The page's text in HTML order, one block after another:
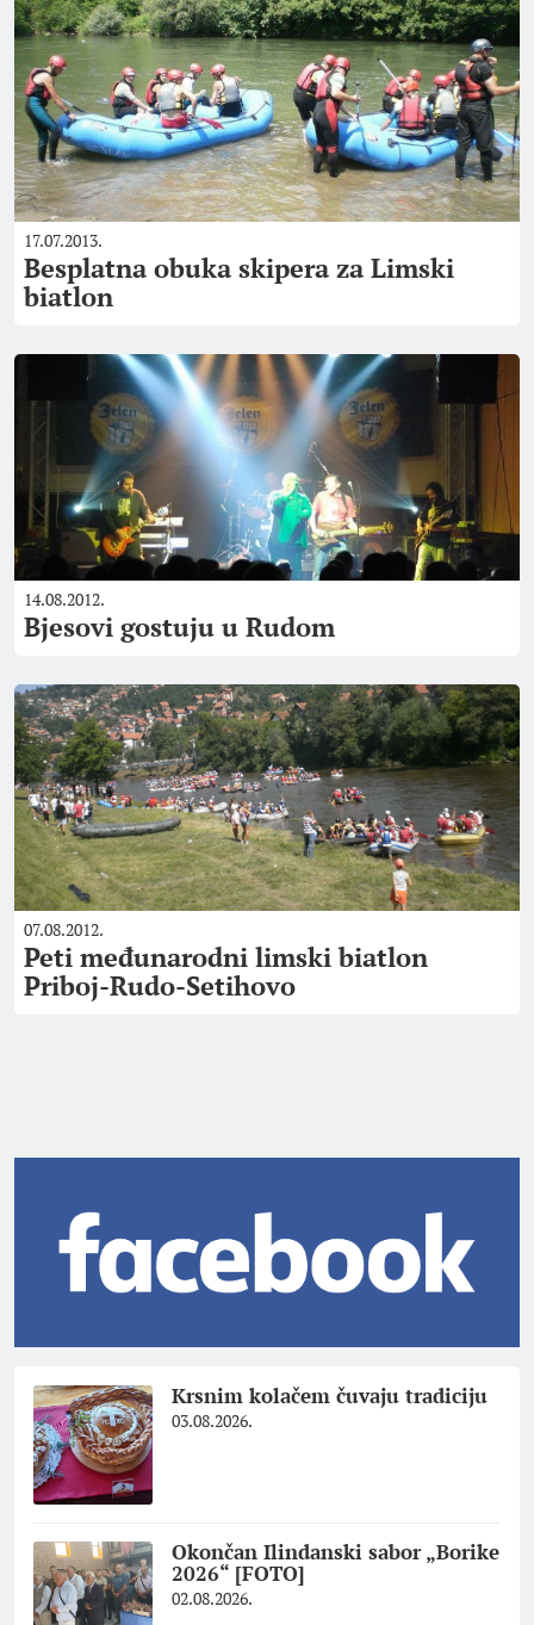
17.07.2013.
Besplatna obuka skipera za Limski
biatlon
14.08.2012.
Bjesovi gostuju u Rudom
07.08.2012.
Peti međunarodni limski biatlon
Priboj-Rudo-Setihovo
Krsnim kolačem čuvaju tradiciju
03.08.2026.
Okončan Ilindanski sabor „Borike
2026“ [FOTO]
02.08.2026.